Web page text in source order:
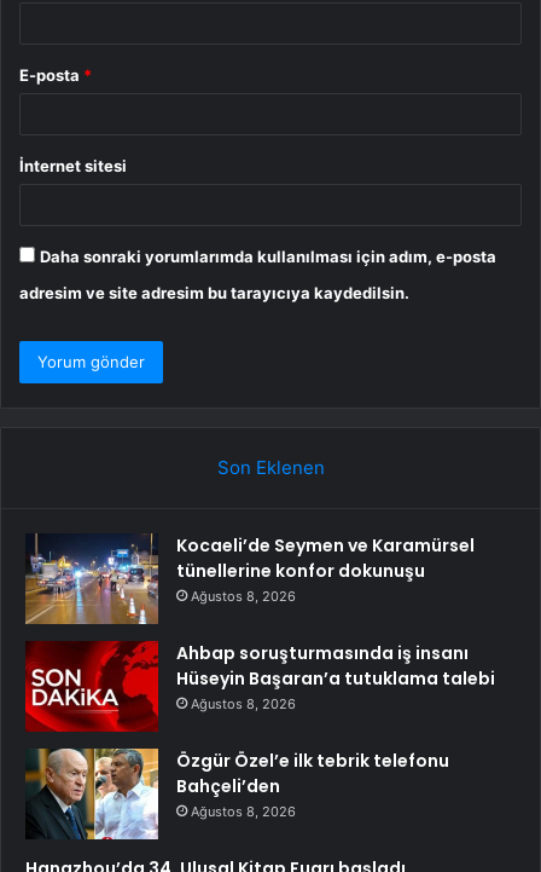
E-posta *
İnternet sitesi
Daha sonraki yorumlarımda kullanılması için adım, e-posta
adresim ve site adresim bu tarayıcıya kaydedilsin.
Son Eklenen
Kocaeli’de Seymen ve Karamürsel
tünellerine konfor dokunuşu
Ağustos 8, 2026
Ahbap soruşturmasında iş insanı
Hüseyin Başaran’a tutuklama talebi
Ağustos 8, 2026
Özgür Özel’e ilk tebrik telefonu
Bahçeli’den
Ağustos 8, 2026